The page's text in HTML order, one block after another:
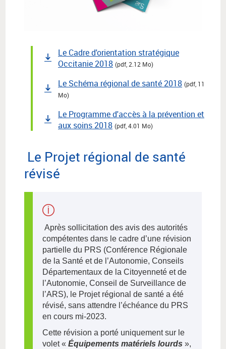
Le Cadre d'orientation stratégique
Occitanie 2018 (pdf, 2.12 Mo)
Le Schéma régional de santé 2018 (pdf, 11
Mo)
Le Programme d'accès à la prévention et
aux soins 2018 (pdf, 4.01 Mo)
Le Projet régional de santé
révisé
Après sollicitation des avis des autorités
compétentes dans le cadre d’une révision
partielle du PRS (Conférence Régionale
de la Santé et de l’Autonomie, Conseils
Départementaux de la Citoyenneté et de
l’Autonomie, Conseil de Surveillance de
l’ARS), le Projet régional de santé a été
révisé, sans attendre l’échéance du PRS
en cours mi-2023.
Cette révision a porté uniquement sur le
volet « Équipements matériels lourds »,